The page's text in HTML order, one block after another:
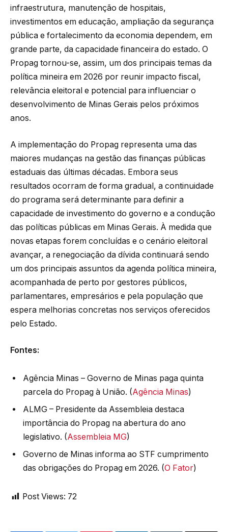
infraestrutura, manutenção de hospitais,
investimentos em educação, ampliação da segurança
pública e fortalecimento da economia dependem, em
grande parte, da capacidade financeira do estado. O
Propag tornou-se, assim, um dos principais temas da
política mineira em 2026 por reunir impacto fiscal,
relevância eleitoral e potencial para influenciar o
desenvolvimento de Minas Gerais pelos próximos
anos.
A implementação do Propag representa uma das
maiores mudanças na gestão das finanças públicas
estaduais das últimas décadas. Embora seus
resultados ocorram de forma gradual, a continuidade
do programa será determinante para definir a
capacidade de investimento do governo e a condução
das políticas públicas em Minas Gerais. À medida que
novas etapas forem concluídas e o cenário eleitoral
avançar, a renegociação da dívida continuará sendo
um dos principais assuntos da agenda política mineira,
acompanhada de perto por gestores públicos,
parlamentares, empresários e pela população que
espera melhorias concretas nos serviços oferecidos
pelo Estado.
Fontes:
Agência Minas – Governo de Minas paga quinta
parcela do Propag à União. (Agência Minas)
ALMG – Presidente da Assembleia destaca
importância do Propag na abertura do ano
legislativo. (Assembleia MG)
Governo de Minas informa ao STF cumprimento
das obrigações do Propag em 2026. (O Fator)
Post Views: 72